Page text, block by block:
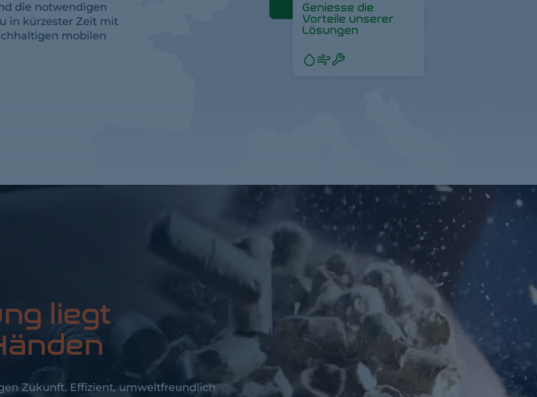
die notwendigen
in kürzester Zeit mit
mobilen
Geniesse die
Vorteile unserer
Lösungen
liegt
Zukunft. Effizient, umweltfreundlich